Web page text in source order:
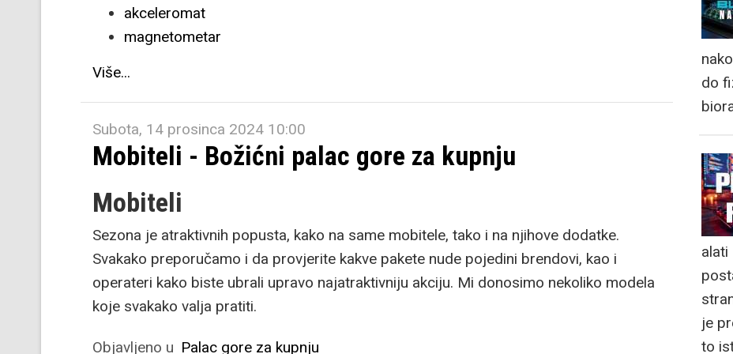
akceleromat
magnetometar
Više...
Subota, 14 prosinca 2024 10:00
Mobiteli - Božićni palac gore za kupnju
Mobiteli
Sezona je atraktivnih popusta, kako na same mobitele, tako i na njihove dodatke.
Svakako preporučamo i da provjerite kakve pakete nude pojedini brendovi, kao i
operateri kako biste ubrali upravo najatraktivniju akciju. Mi donosimo nekoliko modela
koje svakako valja pratiti.
Objavljeno u Palac gore za kupnju
do
je
to